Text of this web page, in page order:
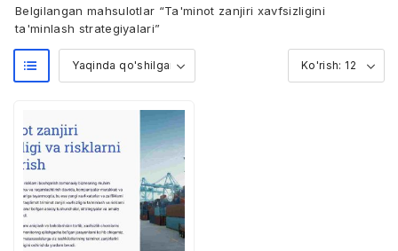
Belgilangan mahsulotlar “Ta'minot zanjiri xavfsizligini
ta'minlash strategiyalari”